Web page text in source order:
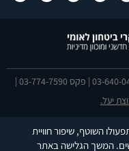
השוטף, שיפור חוויית
המשך הגלישה באתר
יעל.
This site is protected by